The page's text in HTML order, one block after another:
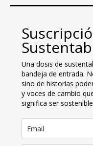
Una dosis de
bandeja de entrada.
sino de historias
y voces de cambio
significa ser